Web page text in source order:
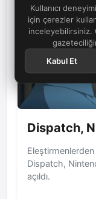
Kullanıcı
için çerezler
inceleyebilirsiniz.
Kabul Et
Dispatch,
Dispatch,
açıldı.